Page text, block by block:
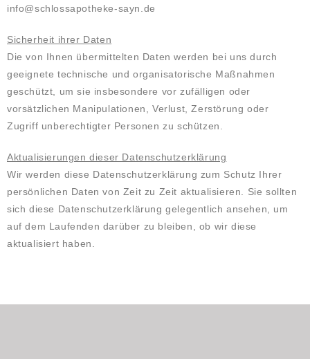
info@schlossapotheke-sayn.de
Sicherheit ihrer Daten
Die von Ihnen übermittelten Daten werden bei uns durch
geeignete technische und organisatorische Maßnahmen
geschützt, um sie insbesondere vor zufälligen oder
vorsätzlichen Manipulationen, Verlust, Zerstörung oder
Zugriff unberechtigter Personen zu schützen.
Aktualisierungen dieser Datenschutzerklärung
Wir werden diese Datenschutzerklärung zum Schutz Ihrer
persönlichen Daten von Zeit zu Zeit aktualisieren. Sie sollten
sich diese Datenschutzerklärung gelegentlich ansehen, um
auf dem Laufenden darüber zu bleiben, ob wir diese
aktualisiert haben.